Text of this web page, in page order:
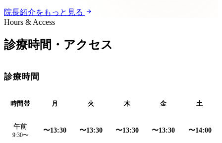
院長紹介をもっと見る
Hours & Access
診療時間・アクセス
診療時間
時間帯 月 火 木 金 土
午前
9:30〜
〜13:30 〜13:30 〜13:30 〜13:30 〜14:00